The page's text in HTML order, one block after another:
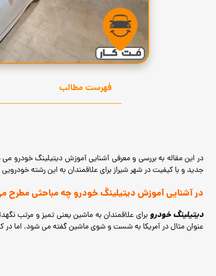
فهرست مطالب
در این مقاله به بررسی و معرفی آشنایی آموزش دیتیلینگ خودرو
جدید و با کیفیت در شهر شیراز برای علاقمندان به این رشته خودرویی
در آشنایی آموزش دیتیلینگ خودرو چه مباحثی مطرح
دیتیلینگ خودرو برای علاقمندان به ماشین یعنی تمیز و مرتب
عنوان مثال در آمریکا به شست و شوی ماشین گفته می شود. اما